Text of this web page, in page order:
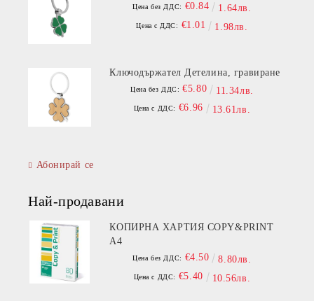
Цена без ДДС: €0.84 1.64лв.
Цена с ДДС: €1.01 1.98лв.
Ключодържател Детелина, гравиране
Цена без ДДС: €5.80 11.34лв.
Цена с ДДС: €6.96 13.61лв.
Абонирай се
Най-продавани
КОПИРНА ХАРТИЯ COPY&PRINT
A4
Цена без ДДС: €4.50 8.80лв.
Цена с ДДС: €5.40 10.56лв.